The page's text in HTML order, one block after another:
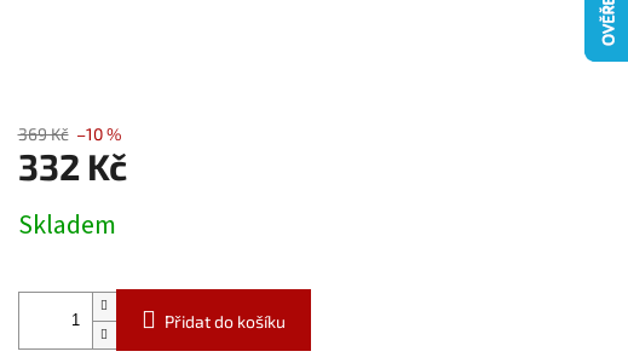
369 Kč –10 %
332 Kč
cena:
Skladem
Přidat do košíku